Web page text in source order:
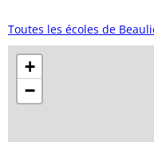
Toutes les écoles de
+
−